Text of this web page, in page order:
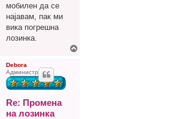
мобилен да се
најавам, пак ми
вика погрешна
лозинка.
Debora
Администратор
Re: Промена
на лозинка